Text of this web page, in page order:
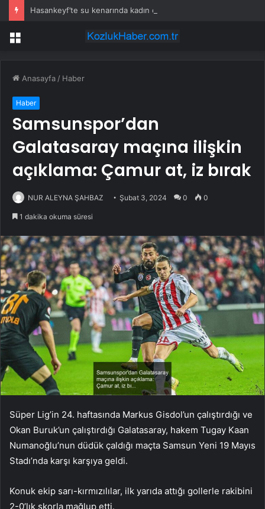
Hasankeyf’te su kenarında kadın cesedi bulundu
Menü
Anasayfa / Haber
Haber
Samsunspor’dan
Galatasaray maçına ilişkin
açıklama: Çamur at, iz bırak
NUR ALEYNA ŞAHBAZ Şubat 3, 2024 0 0
1 dakika okuma süresi
Süper Lig’in 24. haftasında Markus Gisdol’un çalıştırdığı ve
Okan Buruk’un çalıştırdığı Galatasaray, hakem Tugay Kaan
Numanoğlu’nun düdük çaldığı maçta Samsun Yeni 19 Mayıs
Stadı’nda karşı karşıya geldi.
Konuk ekip sarı-kırmızılılar, ilk yarıda attığı gollerle rakibini
2-0’lık skorla mağlup etti.